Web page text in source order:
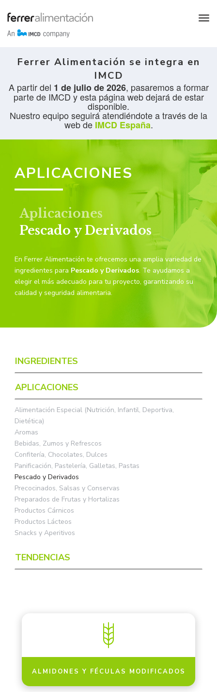
Ferrer Alimentación se integra en
IMCD
A partir del 1 de julio de 2026, pasaremos a formar
parte de IMCD y esta página web dejará de estar
disponible.
Nuestro equipo seguirá atendiéndote a través de la
web de IMCD España.
APLICACIONES
Aplicaciones
Pescado y Derivados
En Ferrer Alimentación te ofrecemos una amplia variedad de
ingredientes para Pescado y Derivados. Te ayudamos a
elegir el más adecuado para tu proyecto, garantizando su
calidad y seguridad alimentaria.
INGREDIENTES
APLICACIONES
Alimentación Especial (Nutrición, Infantil, Deportiva,
Dietética)
Aromas
Bebidas, Zumos y Refrescos
Confitería, Chocolates, Dulces
Panificación, Pastelería, Galletas, Pastas
Pescado y Derivados
Precocinados, Salsas y Conservas
Preparados de Frutas y Hortalizas
Productos Cárnicos
Productos Lácteos
Snacks y Aperitivos
TENDENCIAS
ALMIDONES Y FÉCULAS MODIFICADOS